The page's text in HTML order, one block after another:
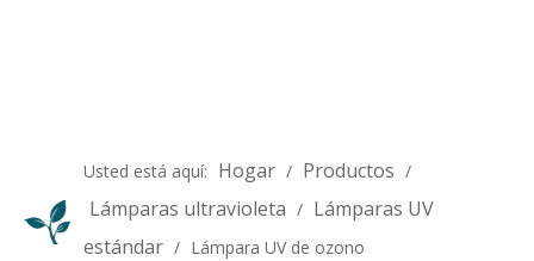
Usted está aquí: Hogar / Productos /
Lámparas ultravioleta / Lámparas UV
estándar / Lámpara UV de ozono